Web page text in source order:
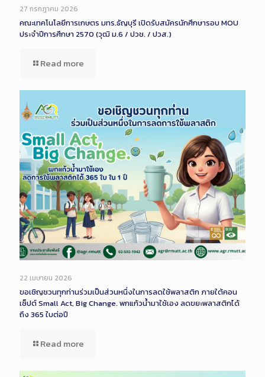
Description
27 กรกฎาคม 2026
คณะเทคโนโลยีการเกษตร มทร.ธัญบุรี เปิดรับสมัครนักศึกษารอบ MOU
ประจำปีการศึกษา 2570 (วุฒิ ม.6 / ปวช. / ปวส.)
Read more
22 เมษายน 2026
ขอเชิญชวนทุกท่านร่วมเป็นส่วนหนึ่งในการลดใช้พลาสติก ภายใต้คอน
เซ็ปต์ Small Act, Big Change. พกแก้วน้ำมาใช้เอง ลดขยะพลาสติกได้
ถึง 365 ใบต่อปี
Read more